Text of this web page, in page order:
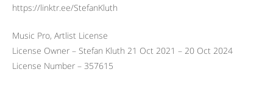
https://linktr.ee/StefanKluth
Music Pro, Artlist License
License Owner – Stefan Kluth 21 Oct 2021 – 20 Oct 2024
License Number – 357615